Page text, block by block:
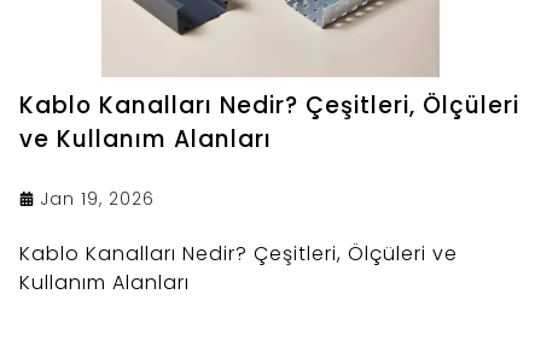
Kablo Kanalları Nedir? Çeşitleri, Ölçüleri
ve Kullanım Alanları
Jan 19, 2026
Kablo Kanalları Nedir? Çeşitleri, Ölçüleri ve
Kullanım Alanları